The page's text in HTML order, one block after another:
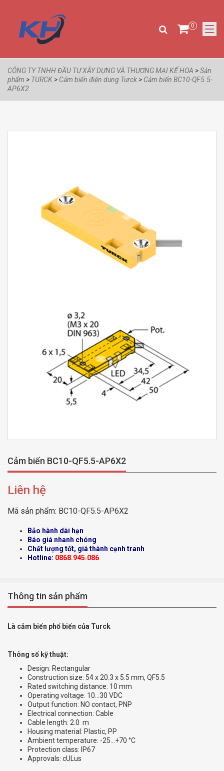
0
CÔNG TY TNHH ĐẦU TƯ XÂY DỰNG VÀ THƯƠNG MẠI KẾ HOA >Sản
phẩm > TURCK> Cảm biến điện dung Turck> Cảm biến BC10-QF5.5-
AP6X2
Cảm biến BC10-QF5.5-AP6X2
Liên hệ
Mã sản phẩm: BC10-QF5.5-AP6X2
Bảo hành dài hạn
Báo giá nhanh chóng
Chất lượng tốt, giá thành cạnh tranh
Hotline: 0868.945.086
Thông tin sản phẩm
Là cảm biến phổ biến của Turck
Thông số kỹ thuật:
Design: Rectangular
Construction size: 54 x 20.3 x 5.5 mm, QF5.5
Rated switching distance: 10 mm
Operating voltage: 10…30 VDC
Output function: NO contact, PNP
Electrical connection: Cable
Cable length: 2.0 m
Housing material: Plastic, PP
Ambient temperature: -25…+70 °C
Protection class: IP67
Approvals: cULus